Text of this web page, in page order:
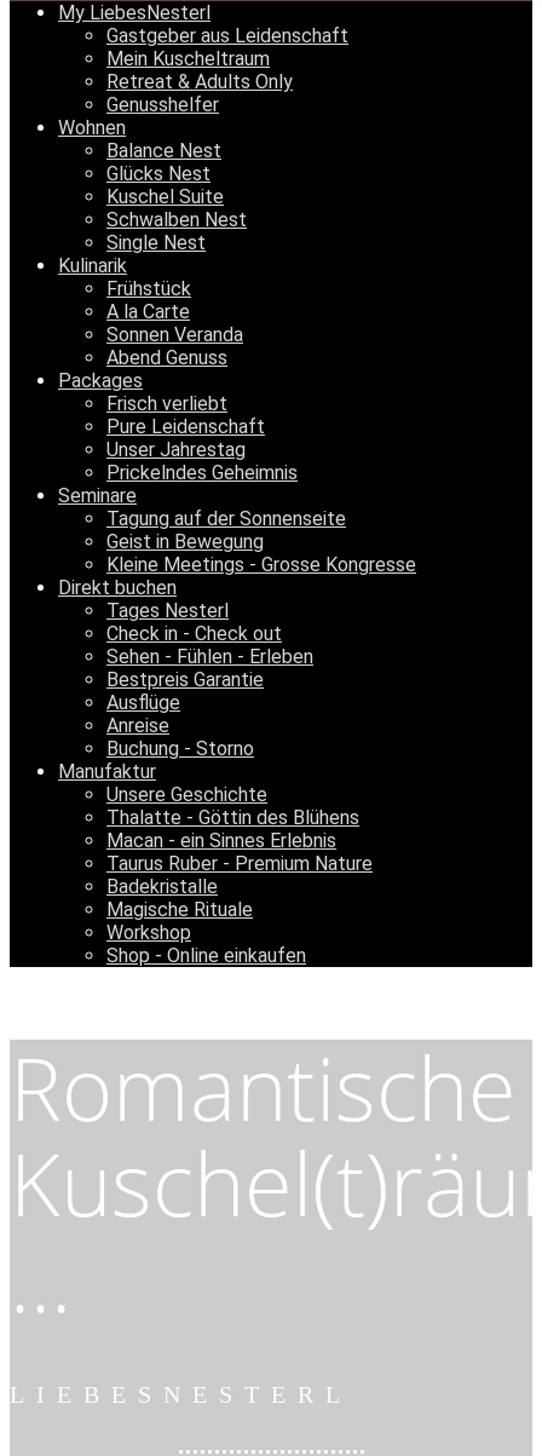
My LiebesNesterl
Gastgeber aus Leidenschaft
Mein Kuscheltraum
Retreat & Adults Only
Genusshelfer
Wohnen
Balance Nest
Glücks Nest
Kuschel Suite
Schwalben Nest
Single Nest
Kulinarik
Frühstück
A la Carte
Sonnen Veranda
Abend Genuss
Packages
Frisch verliebt
Pure Leidenschaft
Unser Jahrestag
Prickelndes Geheimnis
Seminare
Tagung auf der Sonnenseite
Geist in Bewegung
Kleine Meetings - Grosse Kongresse
Direkt buchen
Tages Nesterl
Check in - Check out
Sehen - Fühlen - Erleben
Bestpreis Garantie
Ausflüge
Anreise
Buchung - Storno
Manufaktur
Unsere Geschichte
Thalatte - Göttin des Blühens
Macan - ein Sinnes Erlebnis
Taurus Ruber - Premium Nature
Badekristalle
Magische Rituale
Workshop
Shop - Online einkaufen
Romantische
...
LIEBESNESTERL